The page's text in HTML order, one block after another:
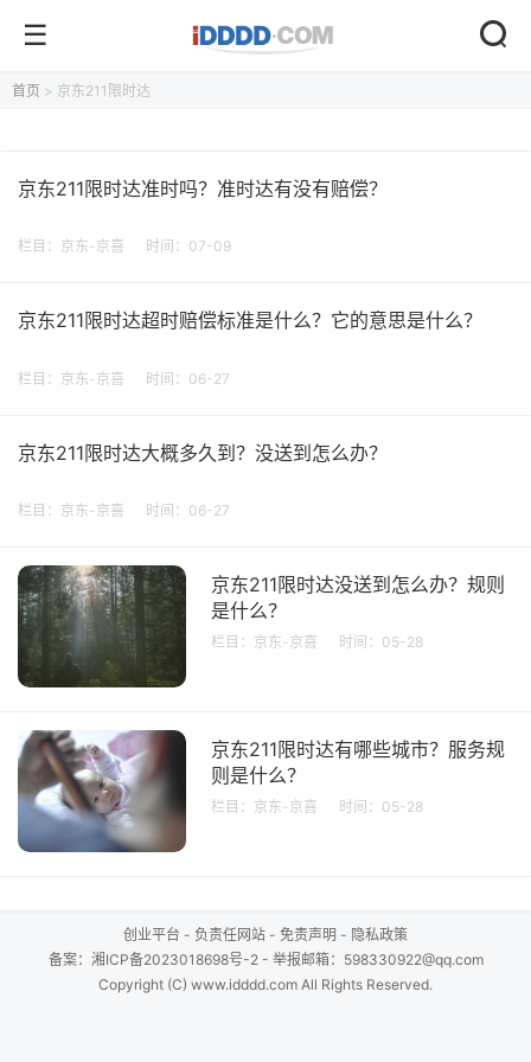
首页 > 京东211限时达
京东211限时达准时吗？准时达有没有赔偿？
栏目： 京东-京喜 时间：07-09
京东211限时达超时赔偿标准是什么？它的意思是什么？
栏目： 京东-京喜 时间：06-27
京东211限时达大概多久到？没送到怎么办？
栏目： 京东-京喜 时间：06-27
京东211限时达没送到怎么办？规则
是什么？
栏目： 京东-京喜 时间：05-28
京东211限时达有哪些城市？服务规
则是什么？
栏目： 京东-京喜 时间：05-28
创业平台 - 负责任网站 - 免责声明 - 隐私政策
备案： 湘ICP备2023018698号-2- 举报邮箱：598330922@qq.com
Copyright (C) www.idddd.com All Rights Reserved.